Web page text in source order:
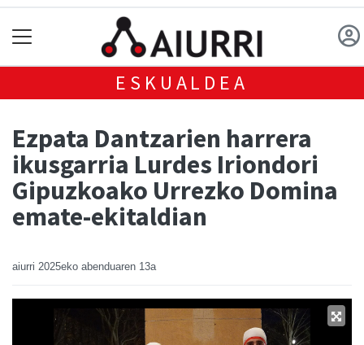
ESKUALDEA
Ezpata Dantzarien harrera
ikusgarria Lurdes Iriondori
Gipuzkoako Urrezko Domina
emate-ekitaldian
aiurri 2025eko abenduaren 13a